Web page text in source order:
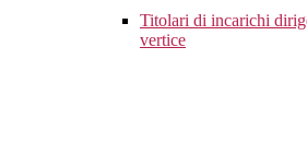
Titolari di incarichi
vertice